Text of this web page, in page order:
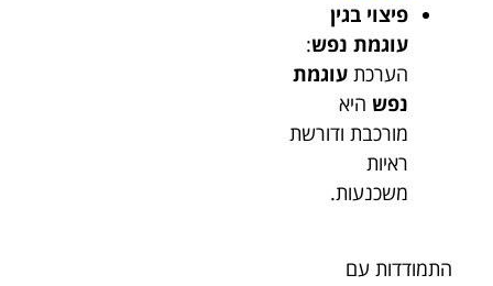
פיצוי בגין
עוגמת נפש:
הערכתעוגמת
נפש היא
מורכבת ודורשת
ראיות
משכנעות.
התמודדות עם